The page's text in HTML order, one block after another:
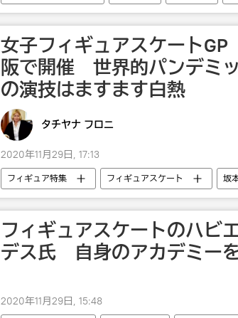
女子フィギュアスケート
阪で開催 世界的パンデミ
の演技はますます白熱
タチヤナ フロニ
2020年11月29日, 17:13
フィギュア特集 フィギュアスケート 坂
ロシア
フィギュアスケートのハビ
デス氏 自身のアカデミー
2020年11月29日, 15:48